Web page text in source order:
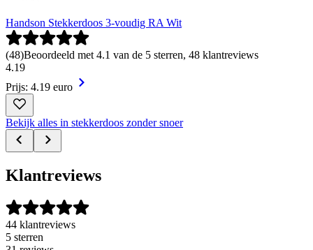
Handson Stekkerdoos 3-voudig RA Wit
(48)Beoordeeld met 4.1 van de 5 sterren, 48 klantreviews
4.19
Prijs: 4.19 euro
Bekijk alles in stekkerdoos zonder snoer
Klantreviews
44 klantreviews
5 sterren